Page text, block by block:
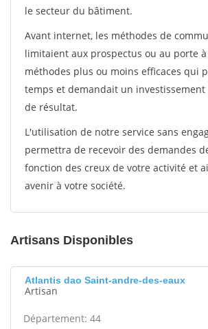
le secteur du bâtiment.
Avant internet, les méthodes de
limitaient aux prospectus ou au porte
méthodes plus ou moins efficaces qui
temps et demandait un investissement
de résultat.
L'utilisation de notre service sans
permettra de recevoir des demandes
fonction des creux de votre activité et
avenir à votre société.
Artisans Disponibles
Atlantis dao Saint-andre-des-eaux
Artisan
Département: 44